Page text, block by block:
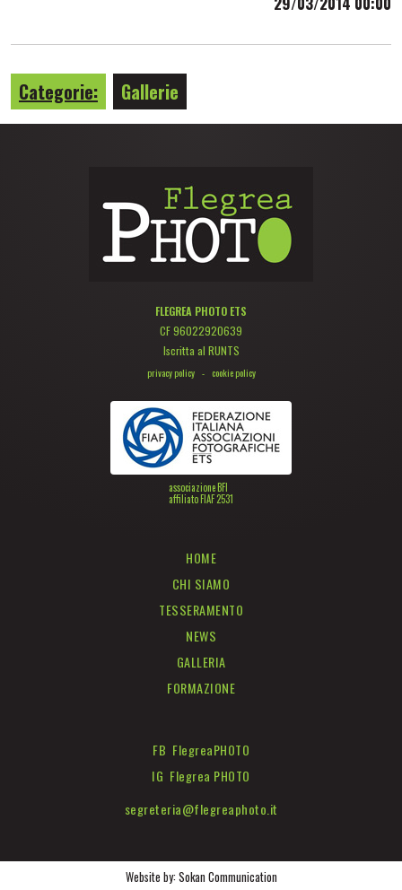
Categorie: Gallerie
FLEGREA PHOTO ETS
CF 96022920639
Iscritta al RUNTS
privacy policy - cookie policy
associazione BFI
affiliato FIAF 2531
HOME
CHI SIAMO
TESSERAMENTO
NEWS
GALLERIA
FORMAZIONE
FB FlegreaPHOTO
IG Flegrea PHOTO
segreteria@flegreaphoto.it
Website by: Sokan Communication